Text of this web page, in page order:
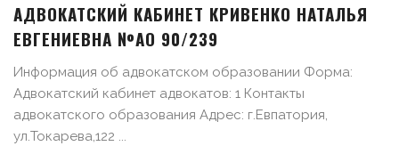
АДВОКАТСКИЙ КАБИНЕТ КРИВЕНКО НАТАЛЬЯ
ЕВГЕНИЕВНА №АО 90/239
Информация об адвокатском образовании Форма:
Адвокатский кабинет адвокатов: 1 Контакты
адвокатского образования Адрес: г.Евпатория,
ул.Токарева,122 ...